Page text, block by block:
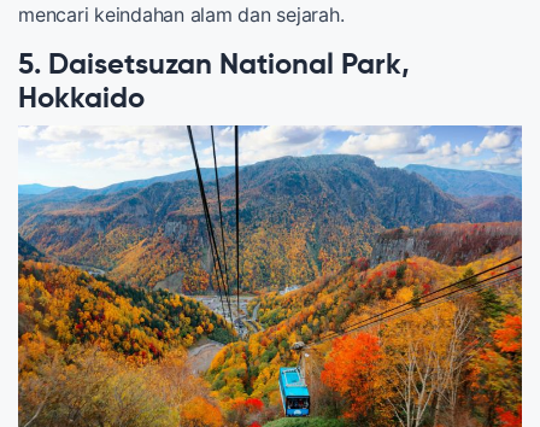
mencari keindahan alam dan sejarah.
5. Daisetsuzan National Park,
Hokkaido